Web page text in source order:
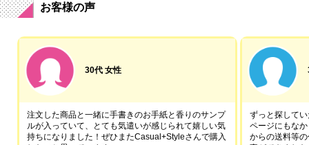
お客様の声
30代 女性
注文した商品と一緒に手書きのお手紙と香りのサンプ
ルが入っていて、とても気遣いが感じられて嬉しい気
持ちになりました！ぜひまたCasual+Styleさんで購入
ずっと探して
ページにもな
からの送料等